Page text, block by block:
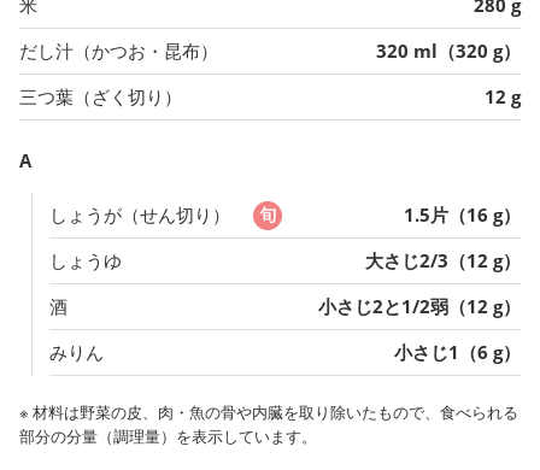
だし汁（かつお・昆布）
320 ml（320 g）
三つ葉（ざく切り）
12 g
A
しょうが（せん切り）
1.5片（16 g）
しょうゆ
大さじ2/3（12 g）
酒
小さじ2と1/2弱（12 g）
みりん
小さじ1（6 g）
※ 材料は野菜の皮、肉・魚の骨や内臓を取り除いたもので、食べられる
部分の分量（調理量）を表示しています。